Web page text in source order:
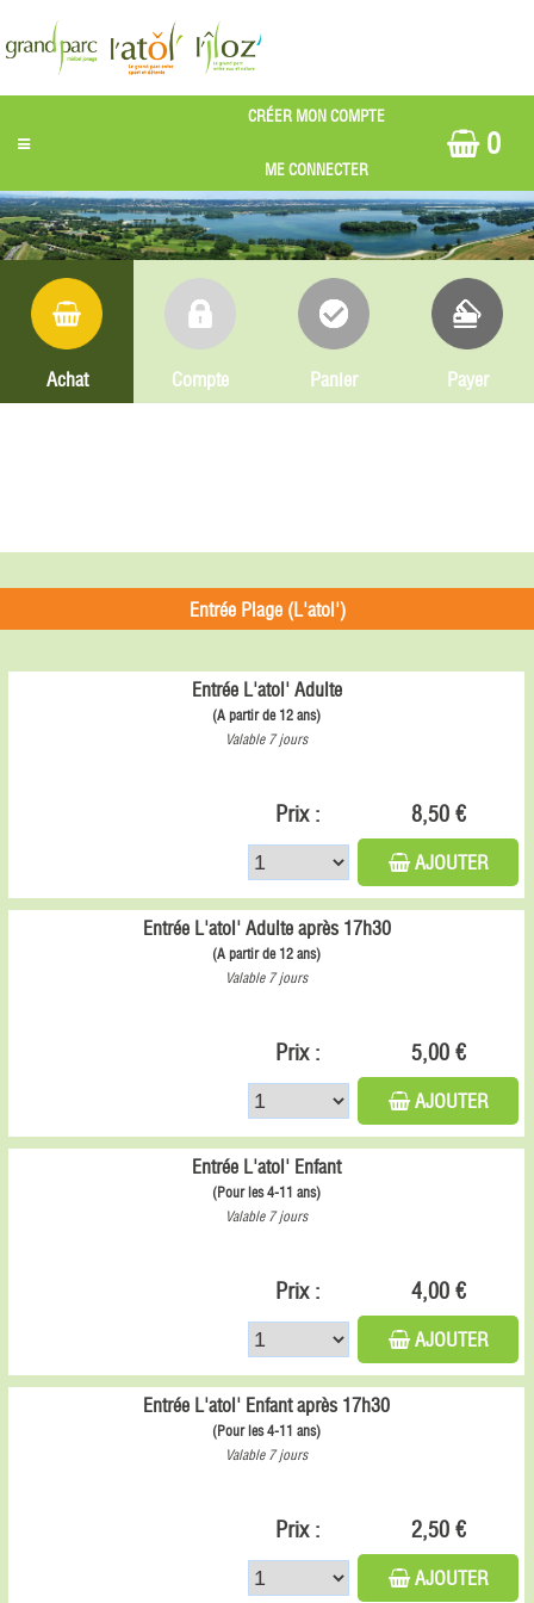
0
Achat Compte Panier Payer
Entrée Plage (L'atol')
Entrée L'atol' Adulte
(A partir de 12 ans)
Valable 7 jours
Prix : 8,50 €
AJOUTER
Entrée L'atol' Adulte après 17h30
(A partir de 12 ans)
Valable 7 jours
Prix : 5,00 €
AJOUTER
Entrée L'atol' Enfant
(Pour les 4-11 ans)
Valable 7 jours
Prix : 4,00 €
AJOUTER
Entrée L'atol' Enfant après 17h30
(Pour les 4-11 ans)
Valable 7 jours
Prix : 2,50 €
AJOUTER